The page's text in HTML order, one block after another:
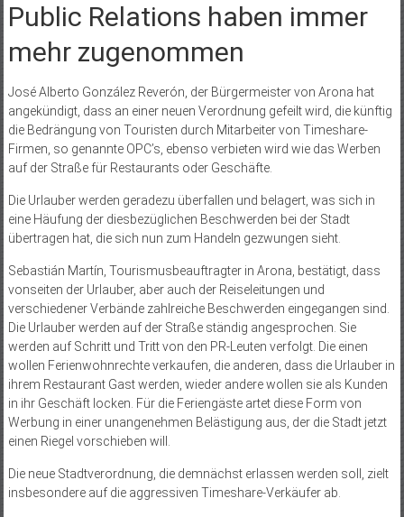
Public Relations haben immer
mehr zugenommen
José Alberto González Reverón, der Bürgermeister von Arona hat
angekündigt, dass an einer neuen Verordnung gefeilt wird, die künftig
die Bedrängung von Touristen durch Mitarbeiter von Timeshare-
Firmen, so genannte OPC’s, ebenso verbieten wird wie das Werben
auf der Straße für Restaurants oder Geschäfte.
Die Urlauber werden geradezu überfallen und belagert, was sich in
eine Häufung der diesbezüglichen Beschwerden bei der Stadt
übertragen hat, die sich nun zum Handeln gezwungen sieht.
Sebastián Martín, Tourismusbeauftragter in Arona, bestätigt, dass
vonseiten der Urlauber, aber auch der Reiseleitungen und
verschiedener Verbände zahlreiche Beschwerden eingegangen sind.
Die Urlauber werden auf der Straße ständig angesprochen. Sie
werden auf Schritt und Tritt von den PR-Leuten verfolgt. Die einen
wollen Ferienwohnrechte verkaufen, die anderen, dass die Urlauber in
ihrem Restaurant Gast werden, wieder andere wollen sie als Kunden
in ihr Geschäft locken. Für die Feriengäste artet diese Form von
Werbung in einer unangenehmen Belästigung aus, der die Stadt jetzt
einen Riegel vorschieben will.
Die neue Stadtverordnung, die demnächst erlassen werden soll, zielt
insbesondere auf die aggressiven Timeshare-Verkäufer ab.